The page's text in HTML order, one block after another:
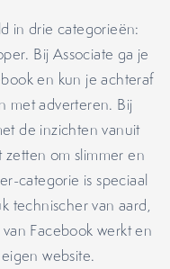
in drie categorieën:
Bij Associate ga je
en kun je achteraf
met adverteren. Bij
de inzichten vanuit
om slimmer en
categorie is speciaal
technischer van aard,
Facebook werkt en
website.